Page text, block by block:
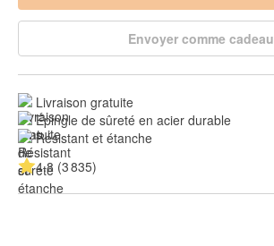
Envoyer comme cadeau
Livraison gratuite
Épingle de sûreté en acier durable
Résistant et étanche
4.8 (3 835)